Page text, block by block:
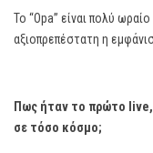
Το “Opa” είναι πολύ
αξιοπρεπέστατη η
Πως ήταν το πρώτο live
σε τόσο κόσμο;